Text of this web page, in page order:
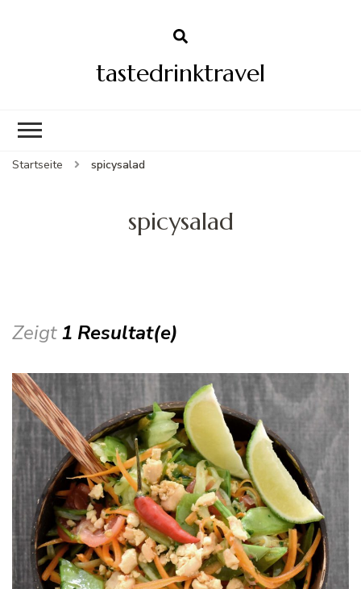
tastedrinktravel
Startseite spicysalad
spicysalad
Zeigt1 Resultat(e)